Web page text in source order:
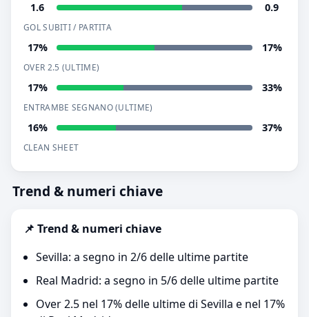
1.6 0.9
GOL SUBITI / PARTITA
17% 17%
OVER 2.5 (ULTIME)
17% 33%
ENTRAMBE SEGNANO (ULTIME)
16% 37%
CLEAN SHEET
Trend & numeri chiave
📌 Trend & numeri chiave
Sevilla: a segno in 2/6 delle ultime partite
Real Madrid: a segno in 5/6 delle ultime partite
Over 2.5 nel 17% delle ultime di Sevilla e nel 17%